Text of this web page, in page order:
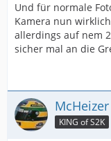
Und für normale
Kamera nun
allerdings auf nem
sicher mal an die
McHeizer
KING of S2K